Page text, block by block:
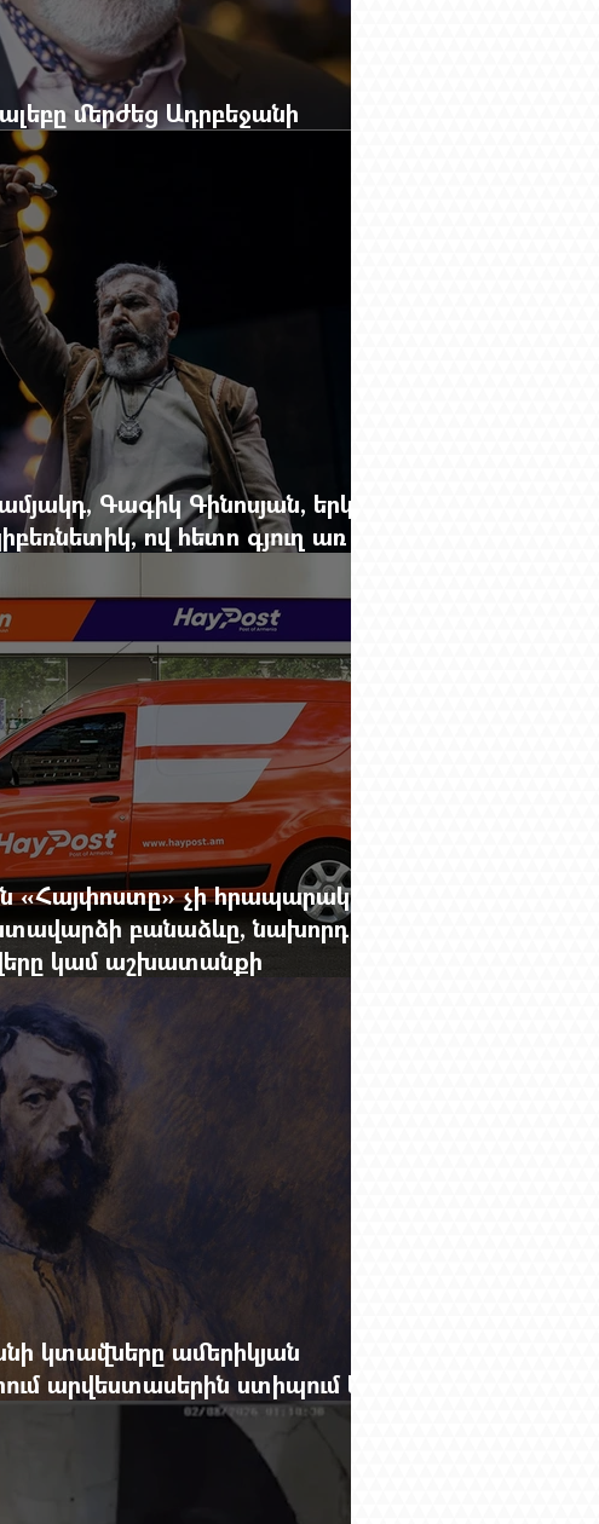
մերժեց Ադրբեջանի
Ռուբեն Վարդանյանին
Գագիկ Գինոսյան, երկու
ով հետո գյուղ առ
«Հայփոստը» չի հրապարակում
բանաձևը, նախորդ
կամ աշխատանքի
փոխելու կանոնը
կտավները ամերիկյան
արվեստասերին ստիպում են